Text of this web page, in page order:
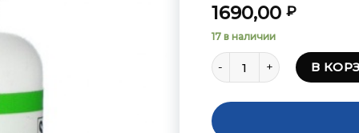
1690,00 ₽
17 в наличии
Количество товара
В